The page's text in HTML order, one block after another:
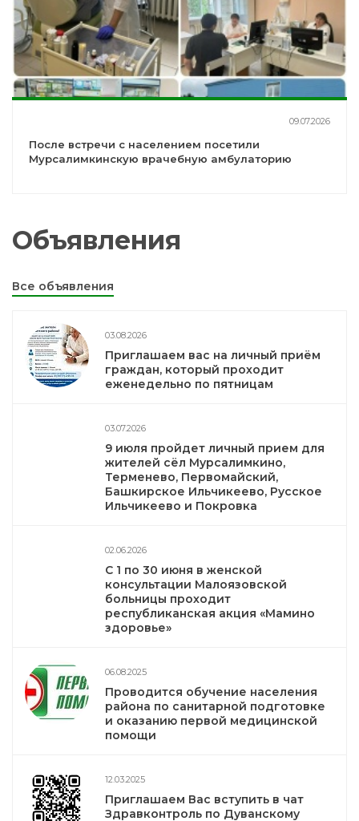
09.07.2026
После встречи с населением посетили
Мурсалимкинскую врачебную амбулаторию
Объявления
Все объявления
03.08.2026
Приглашаем вас на личный приём
граждан, который проходит
еженедельно по пятницам
03.07.2026
9 июля пройдет личный прием для
жителей сёл Мурсалимкино,
Терменево, Первомайский,
Башкирское Ильчикеево, Русское
Ильчикеево и Покровка
02.06.2026
С 1 по 30 июня в женской
консультации Малоязовской
больницы проходит
республиканская акция «Мамино
здоровье»
06.08.2025
Проводится обучение населения
района по санитарной подготовке
и оказанию первой медицинской
помощи
12.03.2025
Приглашаем Вас вступить в чат
Здравконтроль по Дуванскому